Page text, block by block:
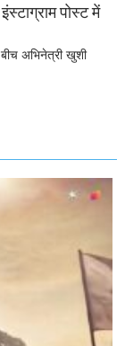
पोस्ट में
अभिनेत्री खुशी